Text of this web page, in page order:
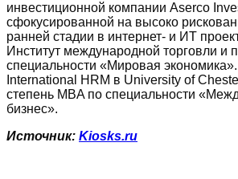
инвестиционной компании Aserco
сфокусированной на высоко
ранней стадии в интернет- и ИТ
Институт международной торговли и
специальности «Мировая
International HRM в University of
степень MBA по специальности
бизнес».
Источник: Kiosks.ru